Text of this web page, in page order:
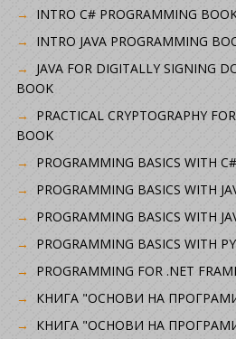
INTRO C# PROGRAMMING
INTRO JAVA PROGRAMMING
JAVA FOR DIGITALLY SIGNING
BOOK
PRACTICAL CRYPTOGRAPHY
BOOK
PROGRAMMING BASICS WITH
PROGRAMMING BASICS WITH
PROGRAMMING BASICS WITH
PROGRAMMING BASICS WITH
PROGRAMMING FOR .NET
КНИГА "ОСНОВИ НА
КНИГА "ОСНОВИ НА